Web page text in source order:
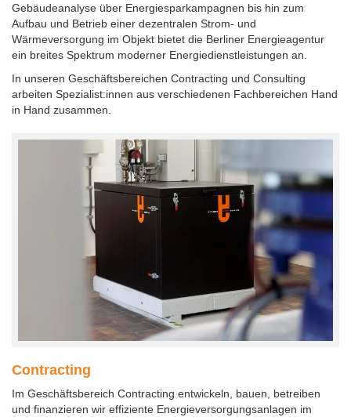
Gebäudeanalyse über Energiesparkampagnen bis hin zum
Aufbau und Betrieb einer dezentralen Strom- und
Wärmeversorgung im Objekt bietet die Berliner Energieagentur
ein breites Spektrum moderner Energiedienstleistungen an.
In unseren Geschäftsbereichen Contracting und Consulting
arbeiten Spezialist:innen aus verschiedenen Fachbereichen Hand
in Hand zusammen.
Contracting
Im Geschäftsbereich Contracting entwickeln, bauen, betreiben
und finanzieren wir effiziente Energieversorgungsanlagen im